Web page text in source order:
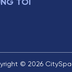
TÔI
© 2026